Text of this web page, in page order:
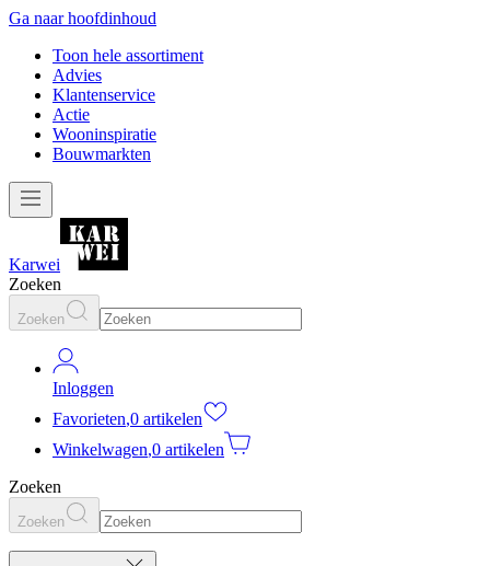
Ga naar hoofdinhoud
Toon hele assortiment
Advies
Klantenservice
Actie
Wooninspiratie
Bouwmarkten
Karwei
Zoeken
Zoeken
Inloggen
Favorieten,0 artikelen
Winkelwagen,0 artikelen
Zoeken
Zoeken